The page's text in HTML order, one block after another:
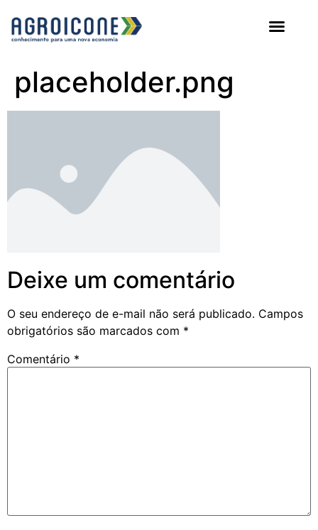
placeholder.png
Deixe um comentário
O seu endereço de e-mail não será publicado. Campos
obrigatórios são marcados com *
Comentário *